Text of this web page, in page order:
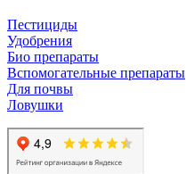
Пестициды
Удобрения
Био препараты
Вспомогательные препараты
Для почвы
Ловушки